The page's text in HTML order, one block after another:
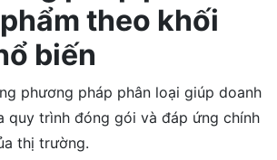
theo khối
biến
phương pháp phân loại giúp doanh
quy trình đóng gói và đáp ứng chính
thị trường.